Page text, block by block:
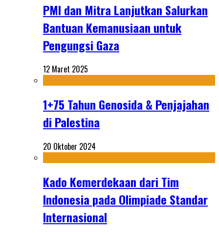
PMI dan Mitra Lanjutkan Salurkan
Bantuan Kemanusiaan untuk
Pengungsi Gaza
12 Maret 2025
1+75 Tahun Genosida & Penjajahan
di Palestina
20 Oktober 2024
Kado Kemerdekaan dari Tim
Indonesia pada Olimpiade Standar
Internasional